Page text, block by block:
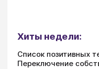
Хиты недели:
Список позитивных
Переключение